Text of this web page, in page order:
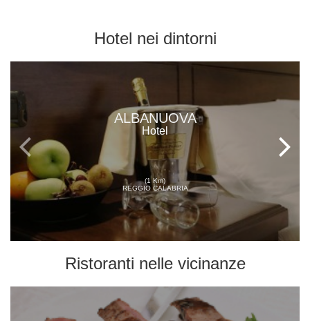
Hotel nei dintorni
ALBANUOVA
Hotel
(1 Km)
REGGIO CALABRIA
Ristoranti nelle vicinanze